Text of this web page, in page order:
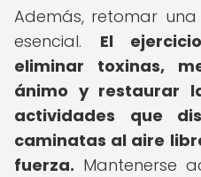
Además, retomar
esencial. El
eliminar toxinas,
ánimo y restaurar
actividades que
caminatas al aire
fuerza. Mantenerse